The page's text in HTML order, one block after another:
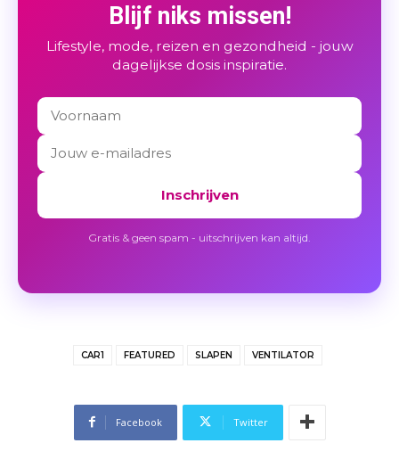
Blijf niks missen!
Lifestyle, mode, reizen en gezondheid - jouw
dagelijkse dosis inspiratie.
Inschrijven
Gratis & geen spam - uitschrijven kan altijd.
CAR1 FEATURED SLAPEN VENTILATOR
Facebook Twitter